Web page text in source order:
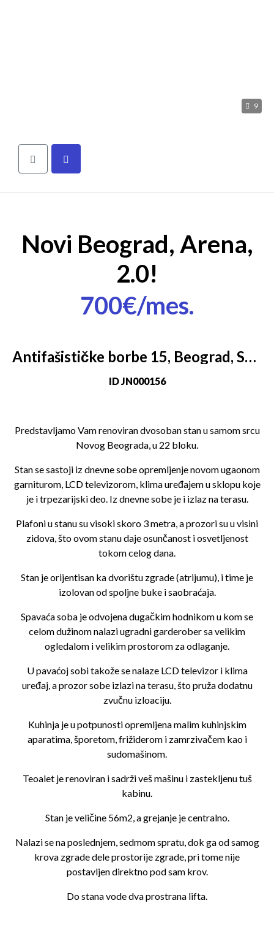
9
Novi Beograd, Arena,
2.0!
700€/mes.
Antifašističke borbe 15, Beograd, Srbija, Beograd
IDJN000156
Predstavljamo Vam renoviran dvosoban stan u samom srcu
Novog Beograda, u 22 bloku.
Stan se sastoji iz dnevne sobe opremljenje novom ugaonom
garniturom, LCD televizorom, klima uređajem u sklopu koje
je i trpezarijski deo. Iz dnevne sobe je i izlaz na terasu.
Plafoni u stanu su visoki skoro 3 metra, a prozori su u visini
zidova, što ovom stanu daje osunčanost i osvetljenost
tokom celog dana.
Stan je orijentisan ka dvorištu zgrade (atrijumu), i time je
izolovan od spoljne buke i saobraćaja.
Spavaća soba je odvojena dugačkim hodnikom u kom se
celom dužinom nalazi ugradni garderober sa velikim
ogledalom i velikim prostorom za odlaganje.
U pavaćoj sobi takože se nalaze LCD televizor i klima
uređaj, a prozor sobe izlazi na terasu, što pruža dodatnu
zvučnu izloaciju.
Kuhinja je u potpunosti opremljena malim kuhinjskim
aparatima, šporetom, frižiderom i zamrzivačem kao i
sudomašinom.
Teoalet je renoviran i sadrži veš mašinu i zastekljenu tuš
kabinu.
Stan je veličine 56m2, a grejanje je centralno.
Nalazi se na poslednjem, sedmom spratu, dok ga od samog
krova zgrade dele prostorije zgrade, pri tome nije
postavljen direktno pod sam krov.
Do stana vode dva prostrana lifta.